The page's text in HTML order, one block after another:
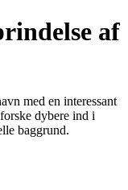
af
med en interessant
dybere ind i
baggrund.